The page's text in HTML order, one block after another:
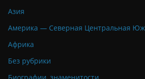
Азия
Америка — Северная Центральная
Африка
Без рубрики